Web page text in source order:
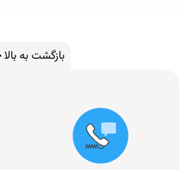
بازگشت به بالا